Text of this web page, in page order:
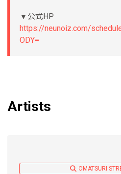
▼公式HP
https://neunoiz.com/
ODY=
Artists
OMATSURI